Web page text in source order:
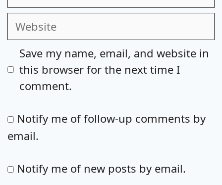
Website
Save my name, email, and website in
this browser for the next time I
comment.
Notify me of follow-up comments by
email.
Notify me of new posts by email.